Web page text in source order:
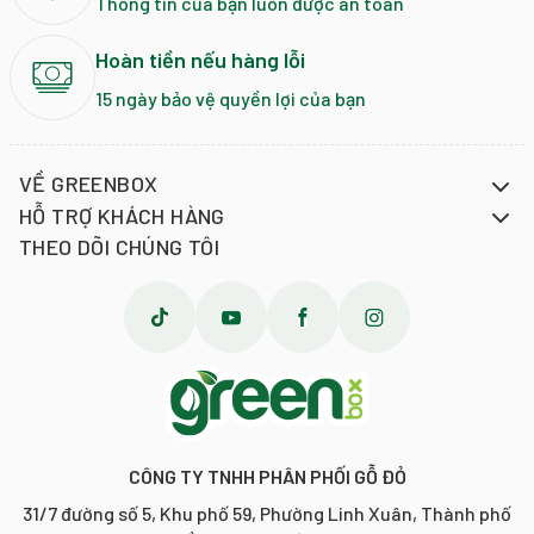
Hoàn tiền nếu hàng lỗi
15 ngày bảo vệ quyền lợi của bạn
CÔNG TY TNHH PHÂN PHỐI GỖ ĐỎ
31/7 đường số 5, Khu phố 59, Phường Linh Xuân, Thành phố
VỀ GREENBOX
HỖ TRỢ KHÁCH HÀNG
THEO DÕI CHÚNG TÔI